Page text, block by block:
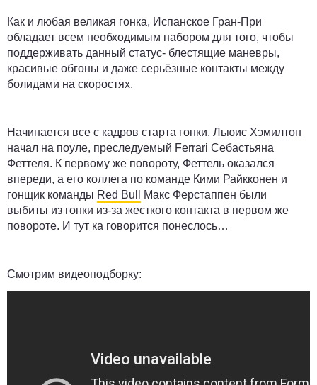
Как и любая великая гонка, Испанское Гран-При
обладает всем необходимым набором для того, чтобы
поддерживать данный статус- блестящие маневры,
красивые обгоны и даже серьёзные контакты между
болидами на скоростях.
Начинается все с кадров старта гонки. Льюис Хэмилтон
начал на поуле, преследуемый Ferrari Себастьяна
Феттеля. К первому же повороту, Феттель оказался
впереди, а его коллега по команде Кими Райкконен и
гонщик команды Red Bull
Макс Ферстаппен были
выбиты из гонки из-за жесткого контакта в первом же
повороте. И тут ка говорится понеслось…
Смотрим видеоподборку: